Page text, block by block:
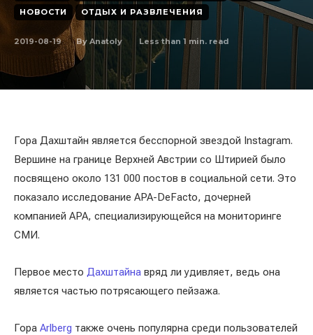
НОВОСТИ
ОТДЫХ И РАЗВЛЕЧЕНИЯ
2019-08-19 By Anatoly Less than 1 min. read
Гора Дахштайн является бесспорной звездой Instagram.
Вершине на границе Верхней Австрии со Штирией было
посвящено около 131 000 постов в социальной сети. Это
показало исследование APA-DeFacto, дочерней
компанией APA, специализирующейся на мониторинге
СМИ.
Первое место Дахштайна вряд ли удивляет, ведь она
является частью потрясающего пейзажа.
Гора Arlberg также очень популярна среди пользователей